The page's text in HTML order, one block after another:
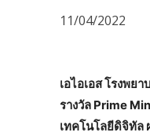
11/04/2022
เอไอเอส โรงพ
รางวัล Prime
เทคโนโลยีดิจิทัล